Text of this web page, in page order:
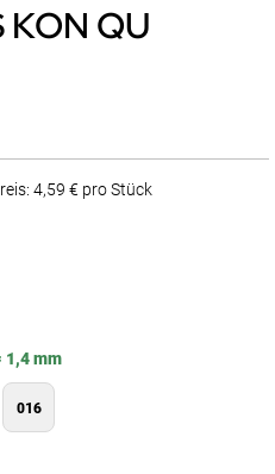
KON QU
4,59 € pro Stück
1,4 mm
016